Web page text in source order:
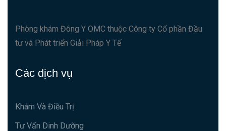
Phòng khám Đông Y OMC thuộc Công ty Cổ phần Đầu
tư và Phát triển Giải Pháp Y Tế
Các dịch vụ
Khám Và Điều Trị
Tư Vấn Dinh Dưỡng